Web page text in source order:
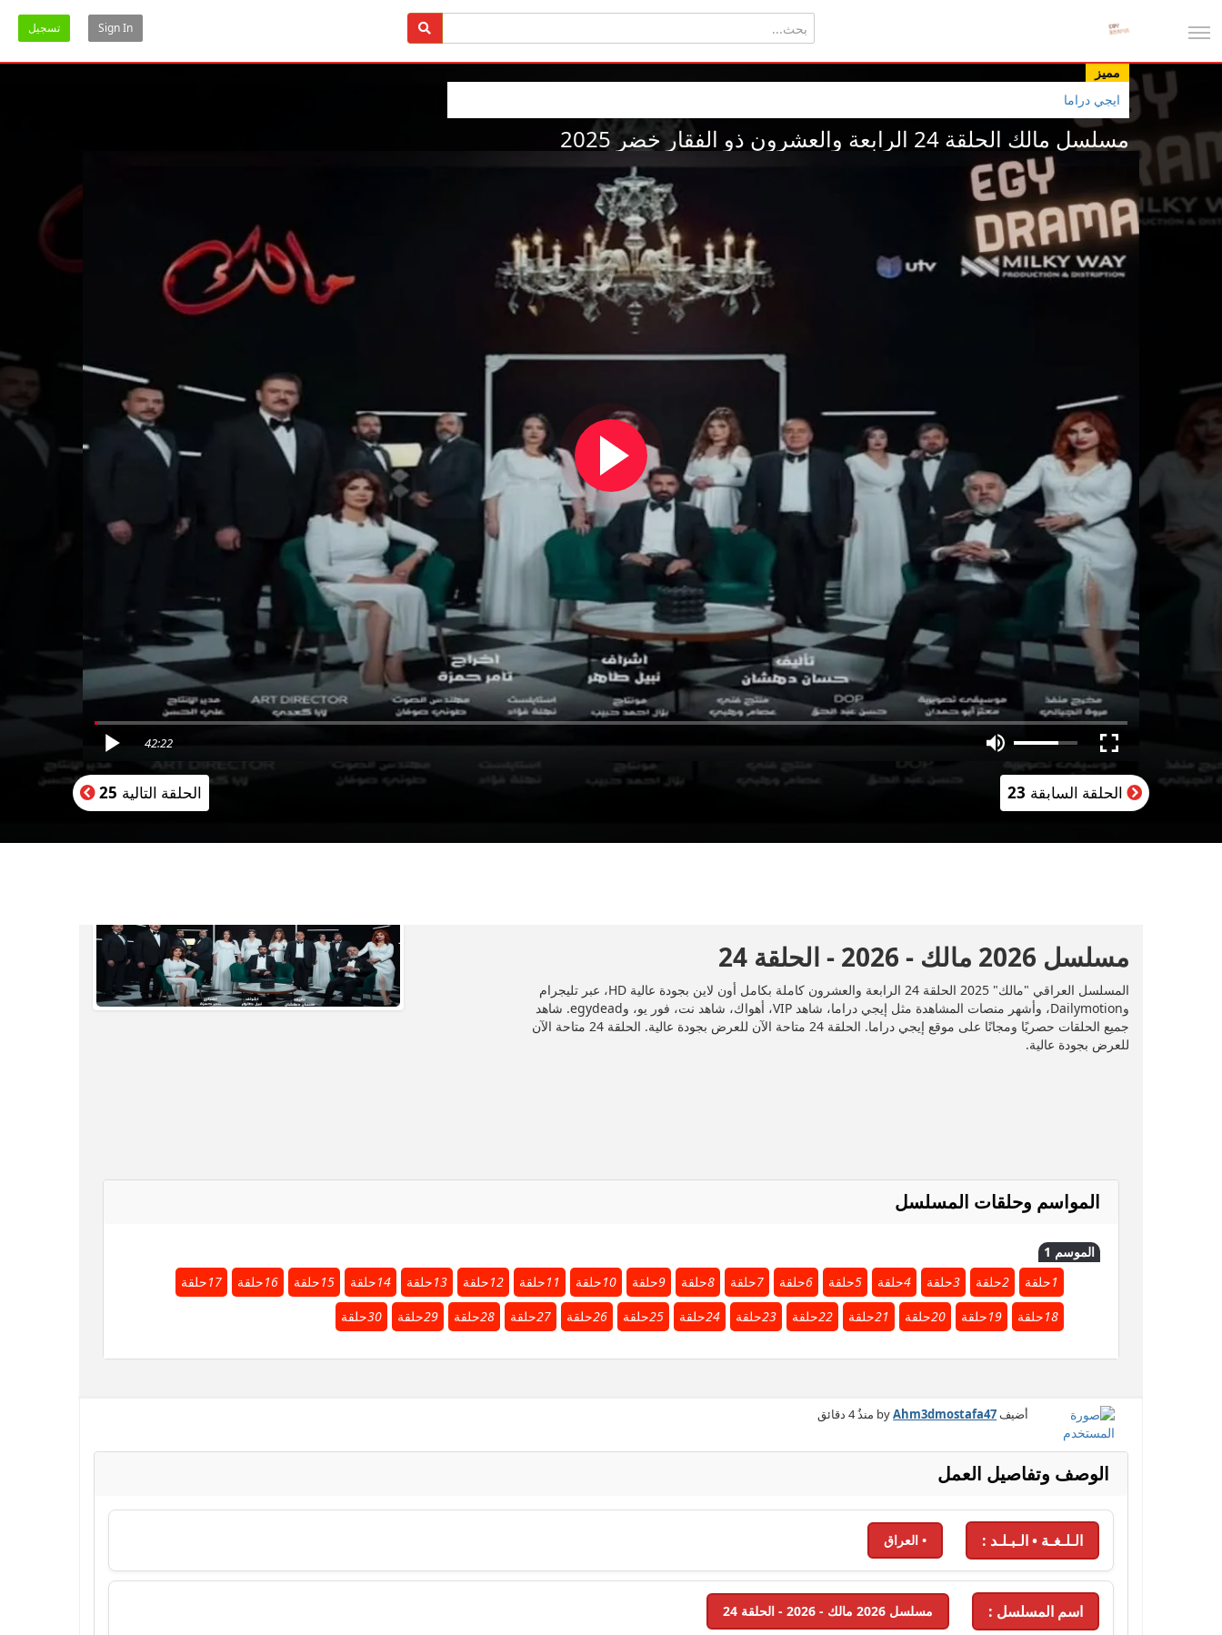
Sign In تسجيل
مميز
ايجي دراما
مسلسل مالك الحلقة 24 الرابعة والعشرون ذو الفقار خضر 2025
42:22
الحلقة السابقة 23 الحلقة التالية 25
مسلسل 2026 مالك - 2026 - الحلقة 24
المسلسل العراقي "مالك" 2025 الحلقة 24 الرابعة والعشرون كاملة بكامل أون لاين بجودة عالية HD، عبر تليجرام
وDailymotion، وأشهر منصات المشاهدة مثل إيجي دراما، شاهد VIP، أهواك، شاهد نت، فور يو، وegydead. شاهد
جميع الحلقات حصريًا ومجانًا على موقع إيجي دراما. الحلقة 24 متاحة الآن للعرض بجودة عالية. الحلقة 24 متاحة الآن
للعرض بجودة عالية.
المواسم وحلقات المسلسل
الموسم 1
1حلقة 2حلقة 3حلقة 4حلقة 5حلقة 6حلقة 7حلقة 8حلقة 9حلقة 10حلقة 11حلقة 12حلقة 13حلقة 14حلقة 15حلقة 16حلقة 17حلقة
18حلقة 19حلقة 20حلقة 21حلقة 22حلقة 23حلقة 24حلقة 25حلقة 26حلقة 27حلقة 28حلقة 29حلقة 30حلقة
أضيف by Ahm3dmostafa47 منذُ4 دقائق
الوصف وتفاصيل العمل
الـلـغـة • الـبـلـد : • العراق
اسم المسلسل : مسلسل 2026 مالك - 2026 - الحلقة 24